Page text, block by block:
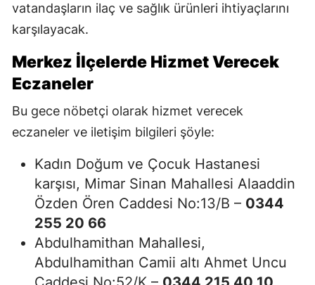
vatandaşların ilaç ve sağlık ürünleri ihtiyaçlarını
karşılayacak.
Merkez İlçelerde Hizmet Verecek
Eczaneler
Bu gece nöbetçi olarak hizmet verecek
eczaneler ve iletişim bilgileri şöyle:
Kadın Doğum ve Çocuk Hastanesi
karşısı, Mimar Sinan Mahallesi Alaaddin
Özden Ören Caddesi No:13/B – 0344
255 20 66
Abdulhamithan Mahallesi,
Abdulhamithan Camii altı Ahmet Uncu